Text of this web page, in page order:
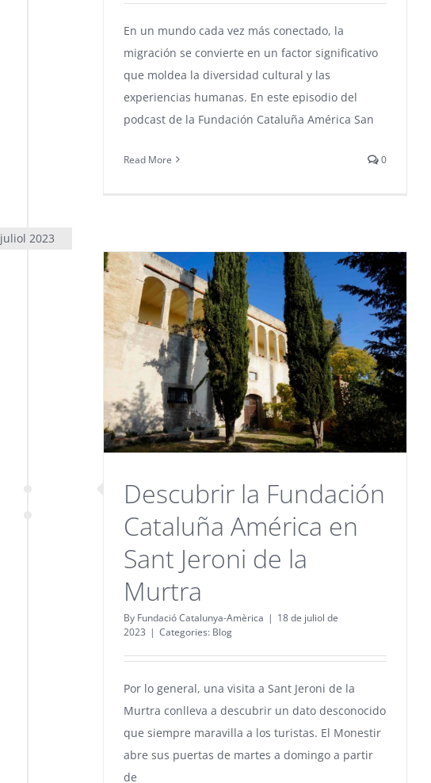
En un mundo cada vez más conectado, la
migración se convierte en un factor significativo
que moldea la diversidad cultural y las
experiencias humanas. En este episodio del
podcast de la Fundación Cataluña América San
Read More 0
juliol 2023
Descubrir la Fundación
Cataluña América en
Sant Jeroni de la
Murtra
By Fundació Catalunya-Amèrica | 18 de juliol de
2023 | Categories: Blog
Por lo general, una visita a Sant Jeroni de la
Murtra conlleva a descubrir un dato desconocido
que siempre maravilla a los turistas. El Monestir
abre sus puertas de martes a domingo a partir
de